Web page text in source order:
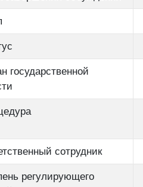
государственной
сотрудник
регулирующего